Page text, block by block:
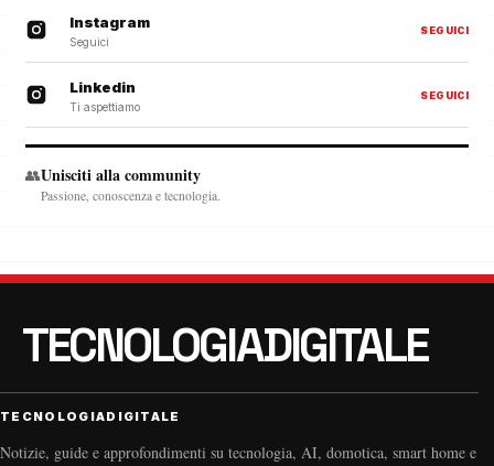
Instagram
Seguici
SEGUICI
Linkedin
Ti aspettiamo
SEGUICI
👥Unisciti alla community
Passione, conoscenza e tecnologia.
TECNOLOGIADIGITALE
Notizie, guide e approfondimenti su tecnologia, AI, domotica, smart home e